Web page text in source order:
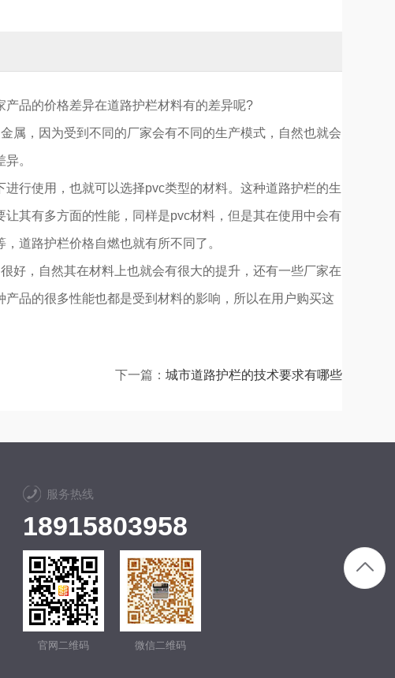
品的价格差异在道路护栏材料有的差异呢?
属，因为受到不同的厂家会有不同的生产模式，自然也就会
。
行使用，也就可以选择pvc类型的材料。这种道路护栏的生
其有多方面的性能，同样是pvc材料，但是其在使用中会有
道路护栏价格自燃也就有所不同了。
好，自然其在材料上也就会有很大的提升，还有一些厂家在
品的很多性能也都是受到材料的影响，所以在用户购买这
下一篇： 城市道路护栏的技术要求有哪些
服务热线
18915803958
官网二维码 微信二维码